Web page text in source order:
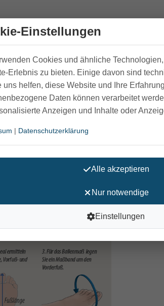
39 40 41 42
244 249 259 264 271 278 284
265 270 275 280
30 31 32 33 34 35 36
Einstellungen
Cookies und ähnliche
Erlebnis zu bieten. Einige davon sind
uns helfen, diese Website und Ihre
Daten können verarbeitet
Anzeigen und Inhalte oder
| Datenschutzerklärung
Alle akzeptieren
Nur notwendige
Einstellungen